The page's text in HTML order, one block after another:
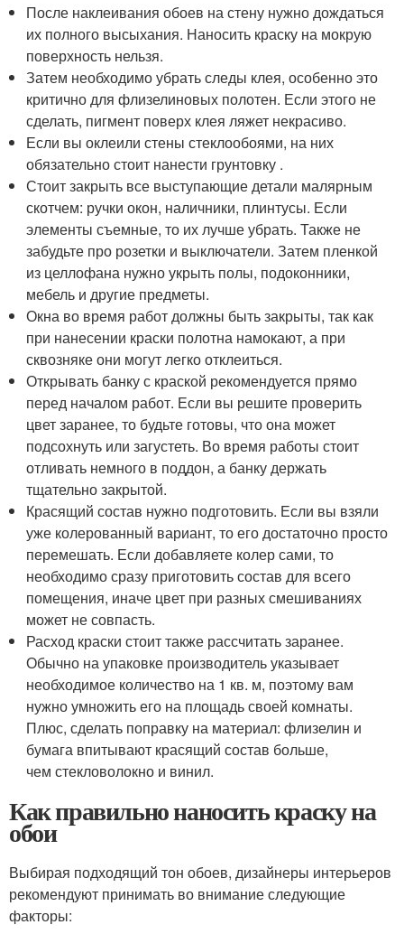
После наклеивания обоев на стену нужно дождаться
их полного высыхания. Наносить краску на мокрую
поверхность нельзя.
Затем необходимо убрать следы клея, особенно это
критично для флизелиновых полотен. Если этого не
сделать, пигмент поверх клея ляжет некрасиво.
Если вы оклеили стены стеклообоями, на них
обязательно стоит нанести грунтовку .
Стоит закрыть все выступающие детали малярным
скотчем: ручки окон, наличники, плинтусы. Если
элементы съемные, то их лучше убрать. Также не
забудьте про розетки и выключатели. Затем пленкой
из целлофана нужно укрыть полы, подоконники,
мебель и другие предметы.
Окна во время работ должны быть закрыты, так как
при нанесении краски полотна намокают, а при
сквозняке они могут легко отклеиться.
Открывать банку с краской рекомендуется прямо
перед началом работ. Если вы решите проверить
цвет заранее, то будьте готовы, что она может
подсохнуть или загустеть. Во время работы стоит
отливать немного в поддон, а банку держать
тщательно закрытой.
Красящий состав нужно подготовить. Если вы взяли
уже колерованный вариант, то его достаточно просто
перемешать. Если добавляете колер сами, то
необходимо сразу приготовить состав для всего
помещения, иначе цвет при разных смешиваниях
может не совпасть.
Расход краски стоит также рассчитать заранее.
Обычно на упаковке производитель указывает
необходимое количество на 1 кв. м, поэтому вам
нужно умножить его на площадь своей комнаты.
Плюс, сделать поправку на материал: флизелин и
бумага впитывают красящий состав больше,
чем стекловолокно и винил.
Как правильно наносить краску на
обои
Выбирая подходящий тон обоев, дизайнеры интерьеров
рекомендуют принимать во внимание следующие
факторы: